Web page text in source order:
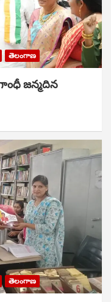
తెలంగాణ
జ‌న్మ‌దిన
తెలంగాణ